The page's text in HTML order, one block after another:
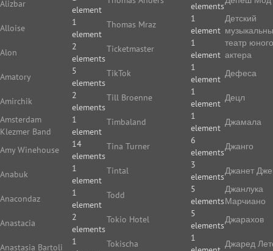
Alizbar
element
Alloise
1
element
Alon
2
elements
Amatory
5
elements
Amirchik
2
elements
Amsterdam
Klezmer Band
1
element
Amy Winehouse
14
elements
Anabuk
1
element
Anacondaz
1
element
Anastacia
2
elements
Anastasia Bartoli
1
elements
Thomas Mraz
1
element
Ticketmaster
1
element
TikTok
1
element
Till Broenne
1
element
Timbaland
1
element
Tina Turner
6
elements
Tintal
3
elements
Todd
5
elements
Tokio Hotel
5
elements
Tokischa
1
Детский
театр юного
актера
Дефеса
Децл
Джамала
Джанго
Джанет
Джанлука
Марчиано
Джарахов
Джаред